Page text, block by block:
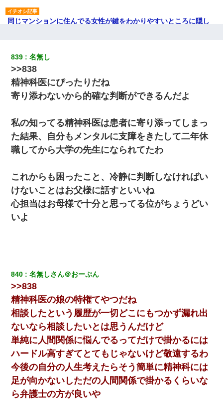
同じマンションに住んでる女性が鍵をわかりやすいところに隠し
アパートのドアに『ハンザイ者！この人はさいあくの人です』と
張り紙が！大家「面倒はごめんだよ」私「はあ」→警察に行き、
見回りで犯人が捕まったが、それが…｜生活｜ヌルポあんてな
新築の家で。クラクラするくらいの「白粉の匂い」が鼻につくも
嫁＆娘「そんな匂いしない…」ある日、友人奥「素敵なアンティ
３２歳俺「ずっと好きでした！！付き合って下さい！」 ２５歳
彼女「うん！！絶対幸せになろうね！！！！」 → ７年後ｗｗ
ｗｗｗ
私『貯金貯まったし、やっと家建てられるね！』夫「実家を二世
帯住宅にした。それに貯金使った」→私『離婚しよう』夫「え
っ」私『使った貯金はあげるから』→すると…
書店「息子さんが万引きしました」私「はっ？(息子目の前にいる
し…)うちの子ではないので迎えに行きません」→息子を名乗って
ら・・・
【驚愕】5000円でＪＫと行為してきたが後悔しかない…
結婚生活10ヶ月目で嫁から一方的に「もう冷めた」と離婚切り出
された
姉旦那の友達「ほんとのパパだよ～」私のお腹を触ってほざく。
→思わず手を叩いて振り払ったら…
俺「初対面でなに言ったか覚えてる？」嫁「臭いんだよ！キモオ
タ？だっけ？」俺「だいたい合ってる。で、なんで告白してきた
839 名無し
>>838
精神科医にぴったりだね
寄り添わないから的確な判断ができるんだよ
私の知ってる精神科医は患者に寄り添ってしまっ
た結果、自分もメンタルに支障をきたして二年休
職してから大学の先生になられてたわ
これからも困ったこと、冷静に判断しなければい
けないことはお父様に話すといいね
心担当はお母様で十分と思ってる位がちょうどい
いよ
840 名無しさん＠おーぷん
>>838
精神科医の娘の特権てやつだね
相談したという履歴が一切どこにもつかず漏れ出
ないなら相談したいとは思うんだけど
単純に人間関係に悩んでるってだけで掛かるには
ハードル高すぎてとてもじゃないけど敬遠するわ
今後の自分の人生考えたらそう簡単に精神科には
足が向かないしただの人間関係で掛かるくらいな
ら弁護士の方が良いや